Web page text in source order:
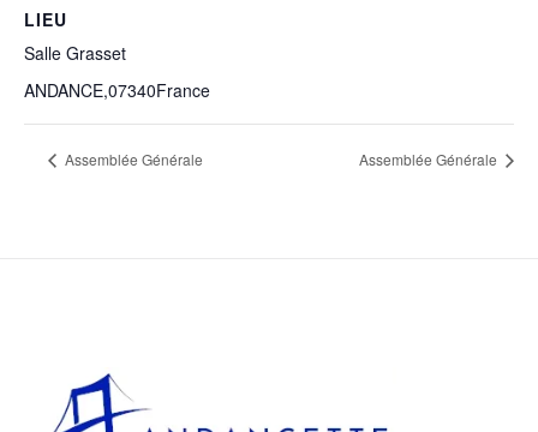
LIEU
Salle Grasset
ANDANCE,07340France
Assemblée Générale Assemblée Générale